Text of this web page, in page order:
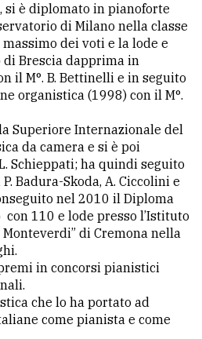
si è diplomato in pianoforte
di Milano nella classe
massimo dei voti e la lode e
Brescia dapprima in
il M°. B. Bettinelli e in seguito
organistica (1998) con il M°.
Superiore Internazionale del
da camera e si è poi
Schieppati; ha quindi seguito
Badura-Skoda, A. Ciccolini e
nel 2010 il Diploma
110 e lode presso l’Istituto
Monteverdi” di Cremona nella
in concorsi pianistici
che lo ha portato ad
come pianista e come